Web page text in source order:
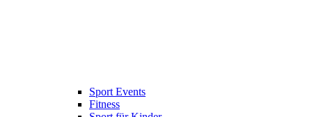
Sport Events
Fitness